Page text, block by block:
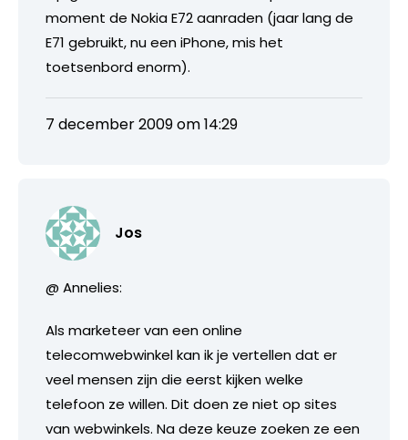
moment de Nokia E72 aanraden (jaar lang de
E71 gebruikt, nu een iPhone, mis het
toetsenbord enorm).
7 december 2009 om 14:29
Jos
@ Annelies:
Als marketeer van een online
telecomwebwinkel kan ik je vertellen dat er
veel mensen zijn die eerst kijken welke
telefoon ze willen. Dit doen ze niet op sites
van webwinkels. Na deze keuze zoeken ze een